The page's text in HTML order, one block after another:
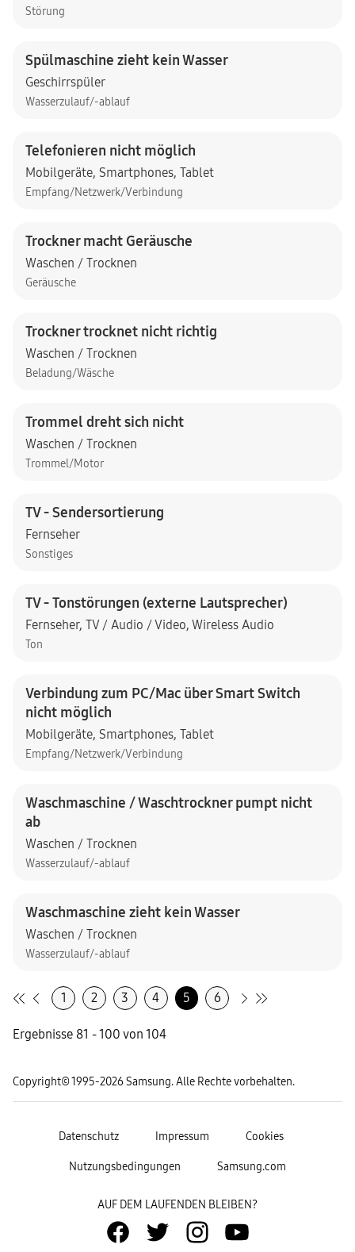
Störung
Spülmaschine zieht kein Wasser
Geschirrspüler
Wasserzulauf/-ablauf
Telefonieren nicht möglich
Mobilgeräte, Smartphones, Tablet
Empfang/Netzwerk/Verbindung
Trockner macht Geräusche
Waschen / Trocknen
Geräusche
Trockner trocknet nicht richtig
Waschen / Trocknen
Beladung/Wäsche
Trommel dreht sich nicht
Waschen / Trocknen
Trommel/Motor
TV - Sendersortierung
Fernseher
Sonstiges
TV - Tonstörungen (externe Lautsprecher)
Fernseher, TV / Audio / Video, Wireless Audio
Ton
Verbindung zum PC/Mac über Smart Switch
nicht möglich
Mobilgeräte, Smartphones, Tablet
Empfang/Netzwerk/Verbindung
Waschmaschine / Waschtrockner pumpt nicht
ab
Waschen / Trocknen
Wasserzulauf/-ablauf
Waschmaschine zieht kein Wasser
Waschen / Trocknen
Wasserzulauf/-ablauf
1 2 3 4 5 6
Ergebnisse 81 - 100 von 104
Copyright© 1995-2026 Samsung. Alle Rechte vorbehalten.
Datenschutz Impressum Cookies
Nutzungsbedingungen Samsung.com
AUF DEM LAUFENDEN BLEIBEN?